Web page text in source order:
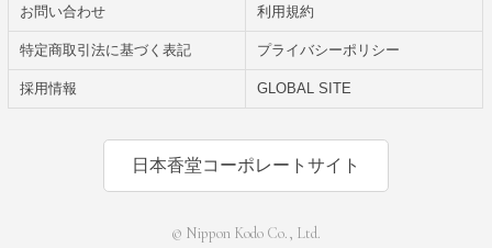
お問い合わせ 利用規約
特定商取引法に基づく表記 プライバシーポリシー
採用情報 GLOBAL SITE
日本香堂コーポレートサイト
© Nippon Kodo Co., Ltd.